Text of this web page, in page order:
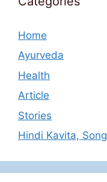
Home
Ayurveda
Health
Article
Stories
Hindi Kavita, Song